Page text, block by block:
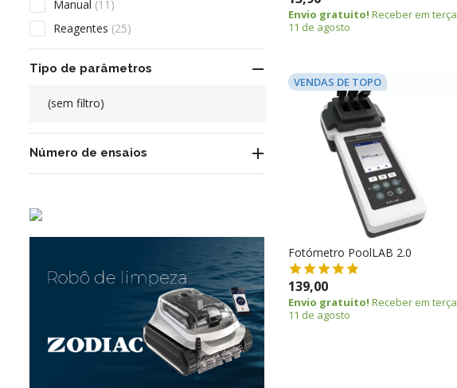
Manual (11)
Reagentes (25)
Tipo de parâmetros 
(sem filtro)
Número de ensaios 
Envio gratuito! Receber em terça
11 de agosto
VENDAS DE TOPO
Fotómetro PoolLAB 2.0
139,00
Envio gratuito! Receber em terça
11 de agosto